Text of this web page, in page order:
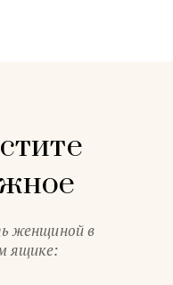
женщиной в
ящике: